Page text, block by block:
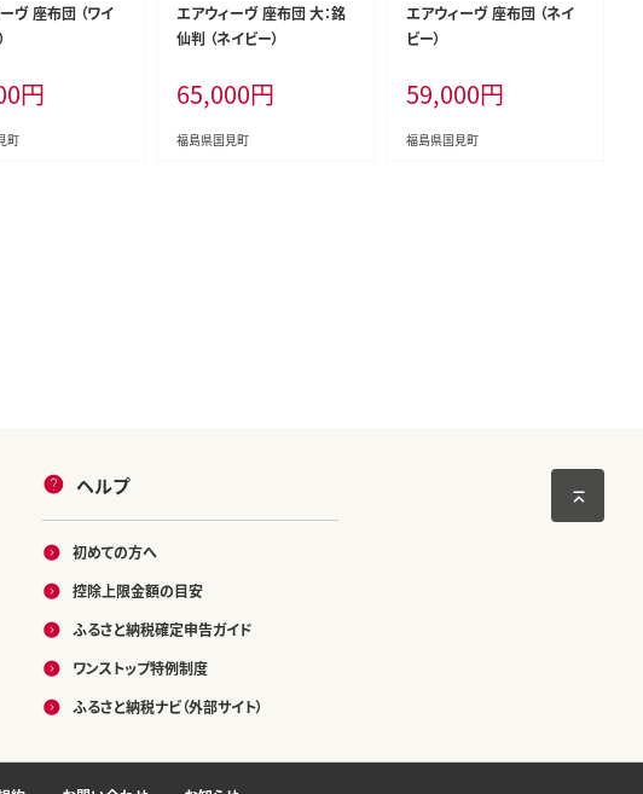
ヴ 座布団 （ワイ
円
町
エアウィーヴ 座布団 大：銘
仙判 （ネイビー）
65,000円
福島県国見町
エアウィーヴ 座布団 （ネイ
ビー）
59,000円
福島県国見町
ヘルプ
初めての方へ
控除上限金額の目安
ふるさと納税確定申告ガイド
ワンストップ特例制度
ふるさと納税ナビ（外部サイト）